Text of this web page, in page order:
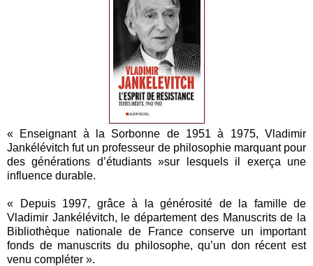
« Enseignant à la Sorbonne de 1951 à 1975, Vladimir
Jankélévitch fut un professeur de philosophie marquant pour
des générations d’étudiants »sur lesquels il exerça une
influence durable.
« Depuis 1997, grâce à la générosité de la famille de
Vladimir Jankélévitch, le département des Manuscrits de la
Bibliothèque nationale de France conserve un important
fonds de manuscrits du philosophe, qu’un don récent est
venu compléter ».